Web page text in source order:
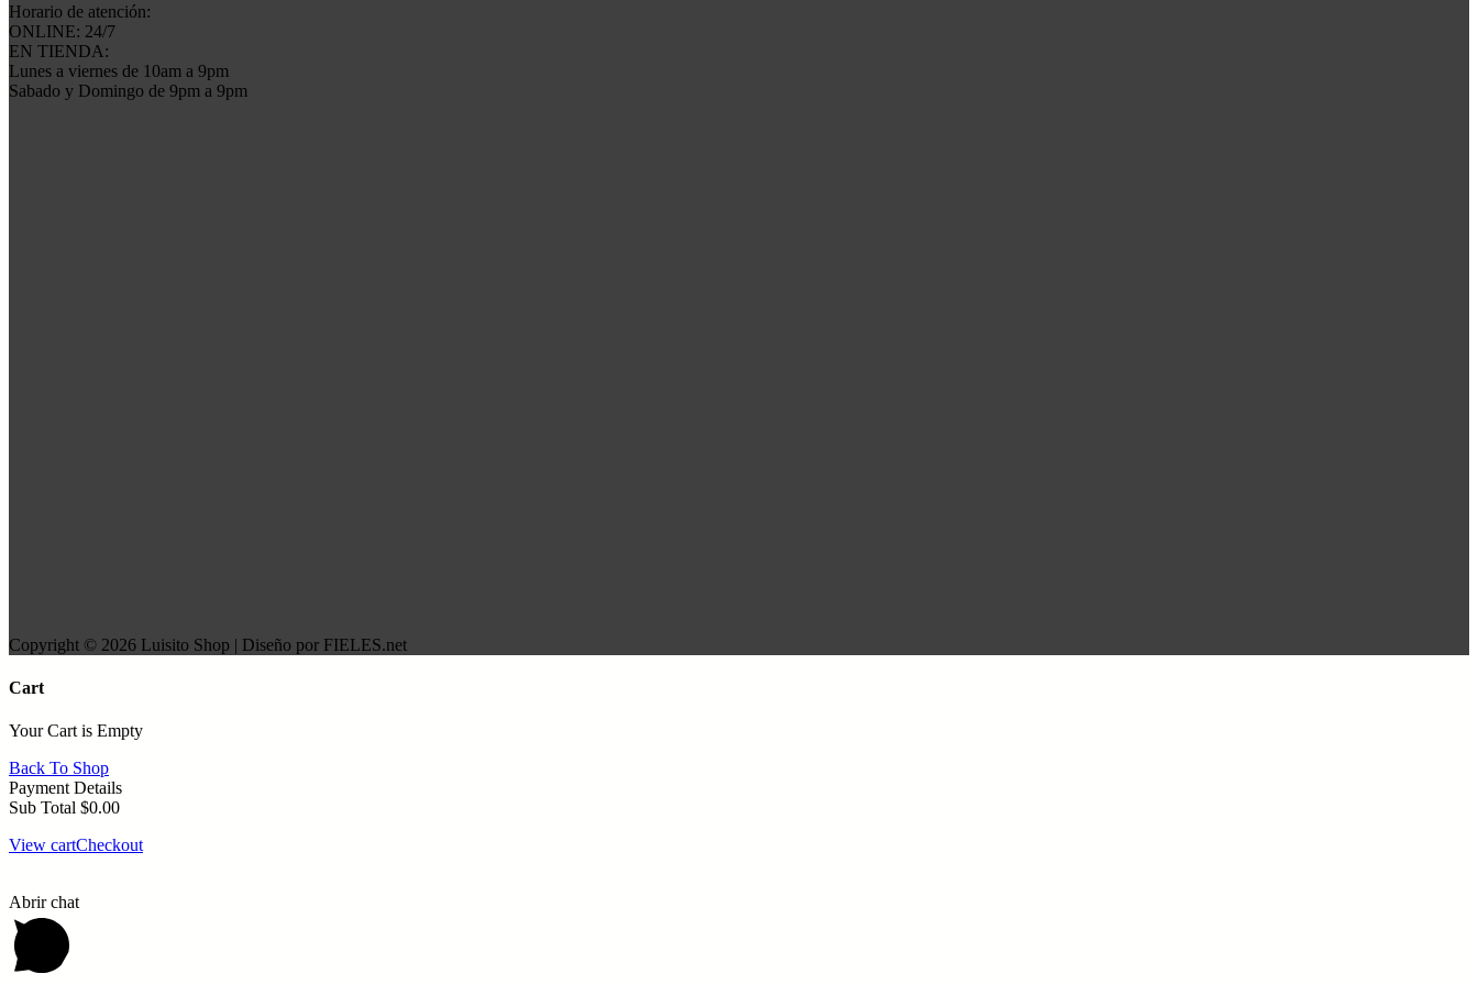
Horario de atención:
ONLINE: 24/7
EN TIENDA:
Lunes a viernes de 10am a 9pm
Sabado y Domingo de 9pm a 9pm
Copyright © 2026 Luisito Shop | Diseño por FIELES.net
Cart
Your Cart is Empty
Back To Shop
Payment Details
Sub Total $0.00
View cartCheckout
Abrir chat